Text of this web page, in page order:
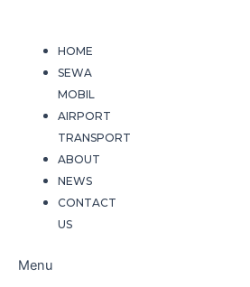
content
HOME
SEWA
MOBIL
AIRPORT
TRANSPORT
ABOUT
NEWS
CONTACT
US
Menu